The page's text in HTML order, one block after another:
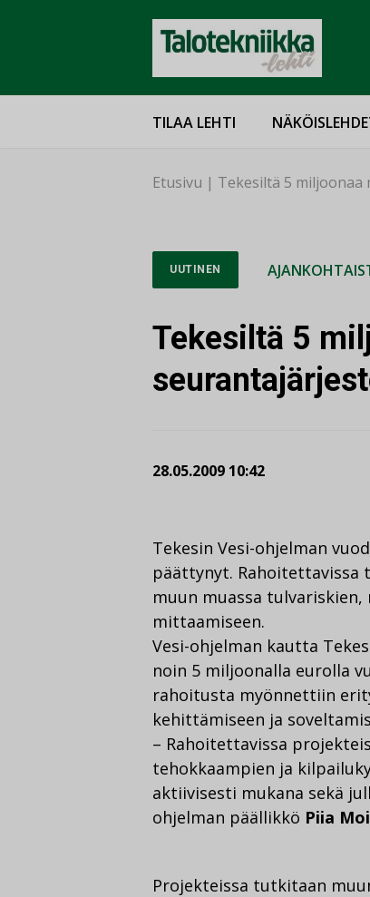
TILAA LEHTI
Etusivu | Tekesiltä 5
UUTINEN
Tekesiltä 5
28.05.2009 10:42
Tekesin Vesi-ohjelman
päättynyt.
muun muassa
mittaamiseen.
Vesi-ohjelman kautta
noin 5 miljoonalla eurolla
rahoitusta myönnettiin
kehittämiseen ja
– Rahoitettavissa
tehokkaampien ja
aktiivisesti mukana sekä
ohjelman päällikkö Piia
Projekteissa tutkitaan